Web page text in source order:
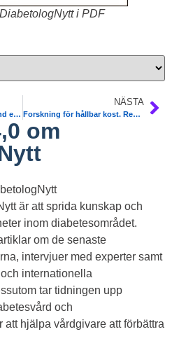
i PDF
CGM in the ICU. Marcus Lind et al. DTT
NÄSTA
Forskning för hållbar kost. Rekommendation. Lund
om
är att sprida kunskap och
inom diabetesområdet.
om de senaste
intervjuer med experter samt
internationella
tar tidningen upp
och
att hjälpa vårdgivare att förbättra